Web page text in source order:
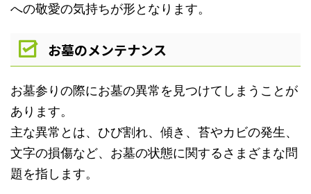
への敬愛の気持ちが形となります。
お墓のメンテナンス
お墓参りの際にお墓の異常を見つけてしまうことが
あります。
主な異常とは、ひび割れ、傾き、苔やカビの発生、
文字の損傷など、お墓の状態に関するさまざまな問
題を指します。